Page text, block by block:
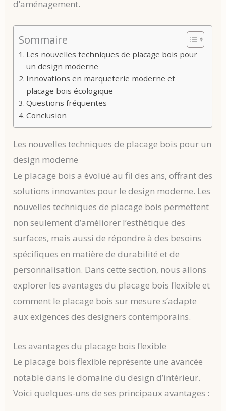
d’aménagement.
Sommaire
Les nouvelles techniques de placage bois pour
un design moderne
Innovations en marqueterie moderne et
placage bois écologique
Questions fréquentes
Conclusion
Les nouvelles techniques de placage bois pour un
design moderne
Le placage bois a évolué au fil des ans, offrant des
solutions innovantes pour le design moderne. Les
nouvelles techniques de placage bois permettent
non seulement d’améliorer l’esthétique des
surfaces, mais aussi de répondre à des besoins
spécifiques en matière de durabilité et de
personnalisation. Dans cette section, nous allons
explorer les avantages du placage bois flexible et
comment le placage bois sur mesure s’adapte
aux exigences des designers contemporains.
Les avantages du placage bois flexible
Le placage bois flexible représente une avancée
notable dans le domaine du design d’intérieur.
Voici quelques-uns de ses principaux avantages :